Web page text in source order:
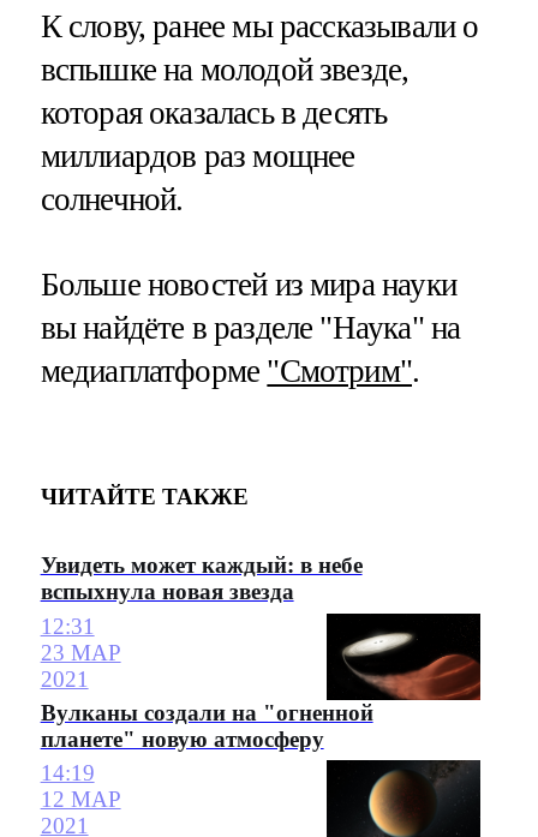
К слову, ранее мы рассказывали о
вспышке на молодой звезде,
которая оказалась в десять
миллиардов раз мощнее
солнечной.
Больше новостей из мира науки
вы найдёте в разделе "Наука" на
медиаплатформе "Смотрим".
ЧИТАЙТЕ ТАКЖЕ
Увидеть может каждый: в небе
вспыхнула новая звезда
12:31
23 МАР
2021
Вулканы создали на "огненной
планете" новую атмосферу
14:19
12 МАР
2021